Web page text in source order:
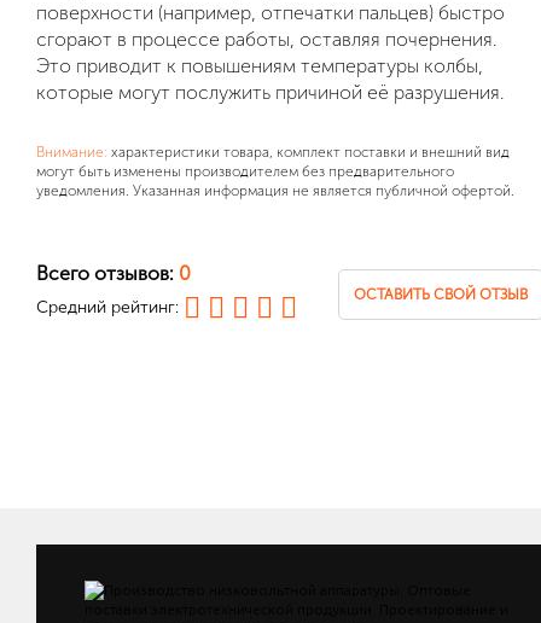
поверхности (например, отпечатки пальцев) быстро
сгорают в процессе работы, оставляя почернения.
Это приводит к повышениям температуры колбы,
которые могут послужить причиной её разрушения.
Внимание: характеристики товара, комплект поставки и внешний вид
могут быть изменены производителем без предварительного
уведомления. Указанная информация не является публичной офертой.
Всего отзывов: 0
Средний рейтинг:
ОСТАВИТЬ СВОЙ ОТЗЫВ